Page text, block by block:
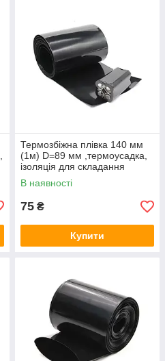
Термозбіжна плівка 140 мм
(1м) D=89 мм ,термоусадка,
ізоляція для складання
акумуляторів
В наявності
75 ₴
Купити